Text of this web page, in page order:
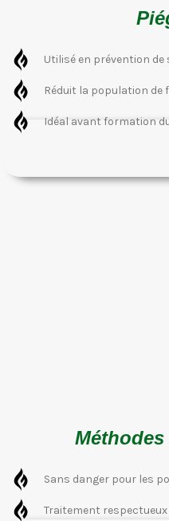
Utilisé en prévention de
Réduit la population de
Idéal avant formation
Sans danger pour les
Traitement